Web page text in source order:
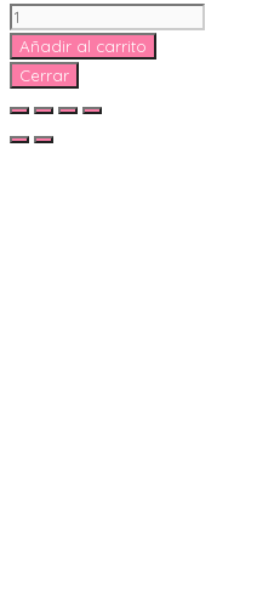
Añadir al carrito
Cerrar